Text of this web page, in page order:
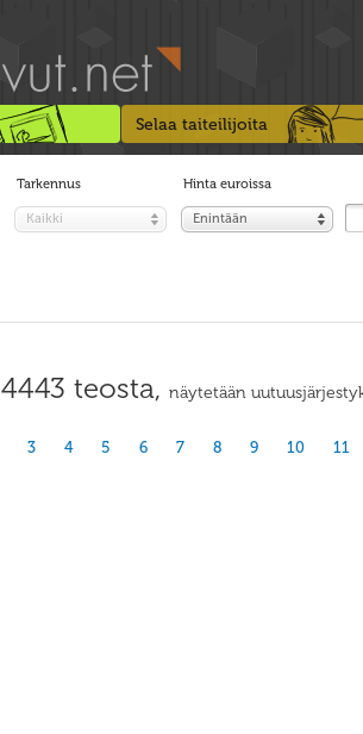
Selaa taiteilijoita
Tarkennus
Kaikki
Hinta euroissa
Enintään
4443 teosta, näytetään
3 4 5 6 7 8 9 10 11